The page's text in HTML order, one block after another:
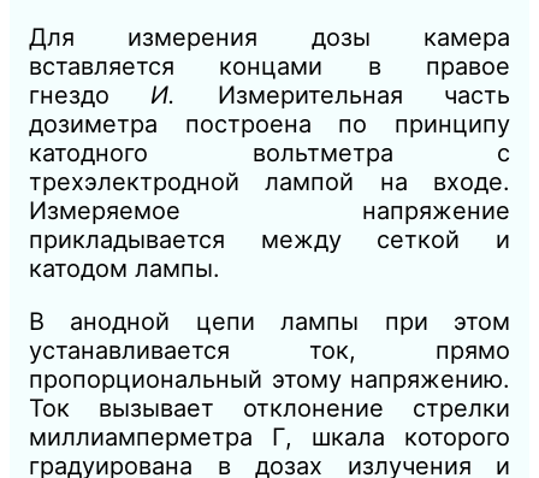
Для измерения дозы камера
вставляется концами в правое
гнездо И. Измерительная часть
дозиметра построена по принципу
катодного вольтметра с
трехэлектродной лампой на входе.
Измеряемое напряжение
прикладывается между сеткой и
катодом лампы.
В анодной цепи лампы при этом
устанавливается ток, прямо
пропорциональный этому напряжению.
Ток вызывает отклонение стрелки
миллиамперметра Г, шкала которого
градуирована в дозах излучения и